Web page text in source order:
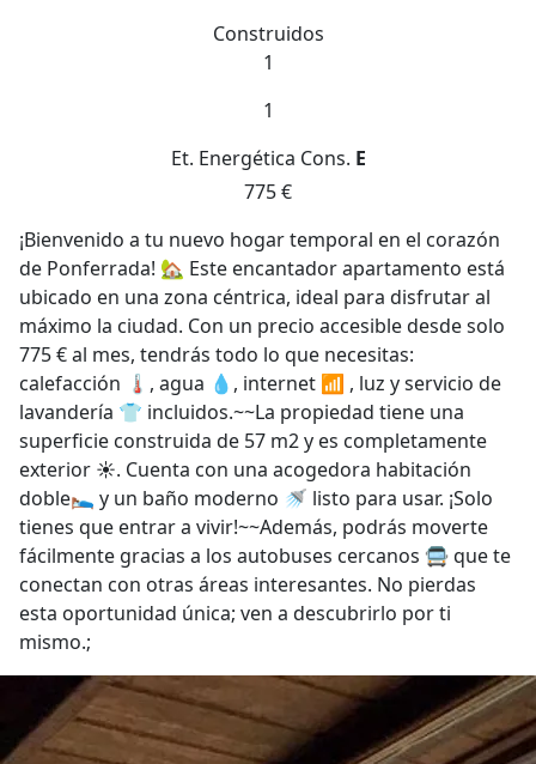
Construidos
1
1
Et. Energética Cons. E
775 €
¡Bienvenido a tu nuevo hogar temporal en el corazón
de Ponferrada! 🏡 Este encantador apartamento está
ubicado en una zona céntrica, ideal para disfrutar al
máximo la ciudad. Con un precio accesible desde solo
775 € al mes, tendrás todo lo que necesitas:
calefacción 🌡️, agua 💧, internet 📶 , luz y servicio de
lavandería 👕 incluidos.~~La propiedad tiene una
superficie construida de 57 m2 y es completamente
exterior ☀️. Cuenta con una acogedora habitación
doble🛌 y un baño moderno 🚿 listo para usar. ¡Solo
tienes que entrar a vivir!~~Además, podrás moverte
fácilmente gracias a los autobuses cercanos 🚍 que te
conectan con otras áreas interesantes. No pierdas
esta oportunidad única; ven a descubrirlo por ti
mismo.;